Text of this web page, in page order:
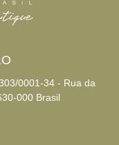
0001-34 - Rua da
000 Brasil